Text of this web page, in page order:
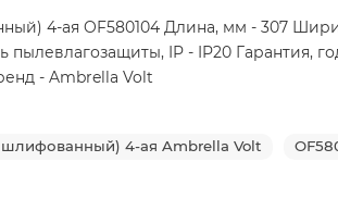
4-ая OF580104 Длина, мм - 307
IP - IP20 Гарантия,
- Ambrella Volt
шлифованный) 4-ая Ambrella Volt